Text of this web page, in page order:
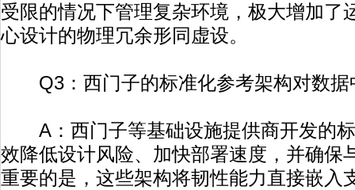
受限的情况下管理复杂环境，极大增加了
心设计的物理冗余形同虚设。
Q3：西门子的标准化参考架构对数据
A：西门子等基础设施提供商开发的标
效降低设计风险、加快部署速度，并确保
重要的是，这些架构将韧性能力直接嵌入